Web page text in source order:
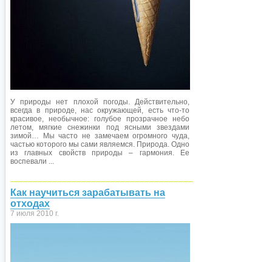
У природы нет плохой погоды. Действительно,
всегда в природе, нас окружающей, есть что-то
красивое, необычное: голубое прозрачное небо
летом, мягкие снежинки под ясными звездами
зимой… Мы часто не замечаем огромного чуда,
частью которого мы сами являемся. Природа. Одно
из главных свойств природы – гармония. Ее
воспевали ...
Как научиться зарабатывать на
отходах
7 июля 2010 г.